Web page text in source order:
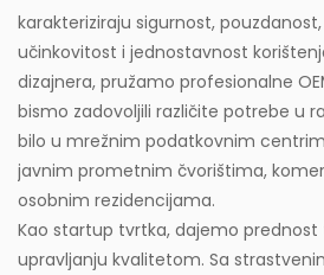
karakteriziraju sigurnost,
učinkovitost i jednostavnost
dizajnera, pružamo profesionalne
bismo zadovoljili različite potrebe u
bilo u mrežnim podatkovnim
javnim prometnim čvorištima,
osobnim rezidencijama.
Kao startup tvrtka, dajemo prednost
upravljanju kvalitetom. Sa